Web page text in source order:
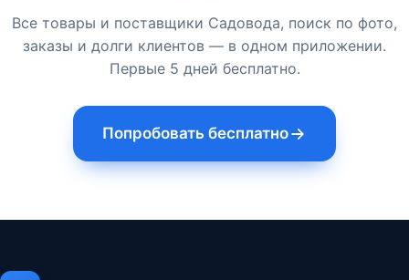
Все товары и поставщики Садовода, поиск по фото,
заказы и долги клиентов — в одном приложении.
Первые 5 дней бесплатно.
Попробовать бесплатно